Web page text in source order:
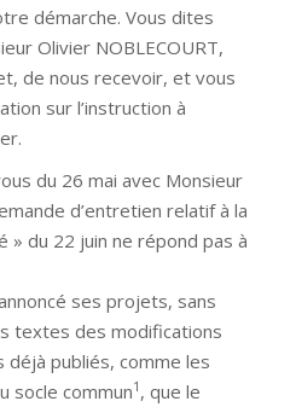
démarche. Vous dites
Olivier NOBLECOURT,
de nous recevoir, et vous
sur l’instruction à
du 26 mai avec Monsieur
d’entretien relatif à la
» du 22 juin ne répond pas à
ses projets, sans
textes des modifications
publiés, comme les
socle commun1 , que le